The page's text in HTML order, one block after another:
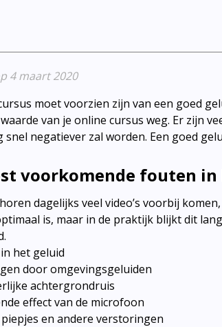
4 maart 2020
moet voorzien zijn van een goed
van je online cursus weg. Er zijn
snel negatiever zal worden. Een goed
voorkomende fouten
dagelijks veel video’s voorbij
is, maar in de praktijk blijkt dit
het geluid
door omgevingsgeluiden
achtergrondruis
effect van de microfoon
en andere verstoringen